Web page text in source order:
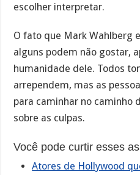
escolher interpretar.
O fato que Mark Wahlberg
alguns podem não gostar,
humanidade dele. Todos
arrependem, mas as
para caminhar no caminho
sobre as culpas.
Você pode curtir esses
Atores de Hollywood